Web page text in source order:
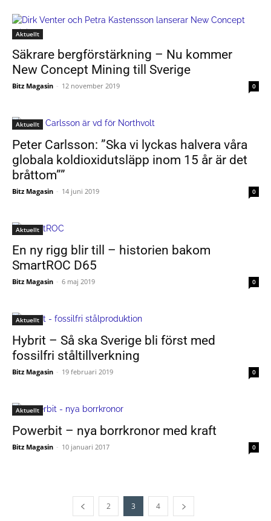
Aktuellt
Säkrare bergförstärkning – Nu kommer
New Concept Mining till Sverige
Bitz Magasin - 12 november 2019 0
Aktuellt
Peter Carlsson: ”Ska vi lyckas halvera våra
globala koldioxidutsläpp inom 15 år är det
bråttom””
Bitz Magasin - 14 juni 2019 0
Aktuellt
En ny rigg blir till – historien bakom
SmartROC D65
Bitz Magasin - 6 maj 2019 0
Aktuellt
Hybrit – Så ska Sverige bli först med
fossilfri ståltillverkning
Bitz Magasin - 19 februari 2019 0
Aktuellt
Powerbit – nya borrkronor med kraft
Bitz Magasin - 10 januari 2017 0
2 3 4